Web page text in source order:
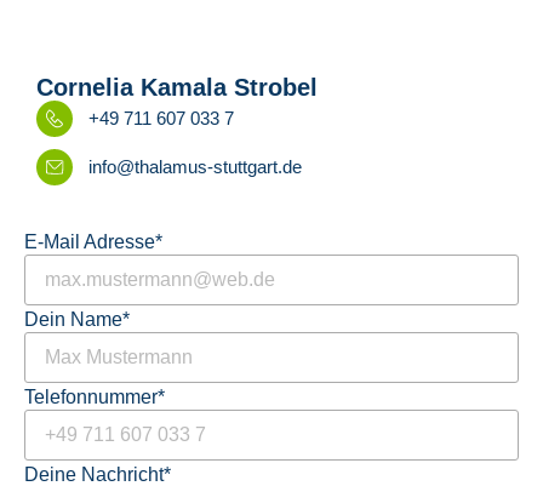
Cornelia Kamala Strobel
+49 711 607 033 7
info@thalamus-stuttgart.de
E-Mail Adresse*
Dein Name*
Telefonnummer*
Deine Nachricht*